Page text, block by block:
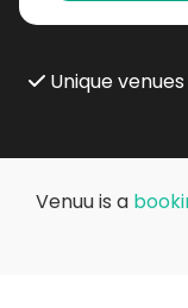
Unique venues
Venuu is a